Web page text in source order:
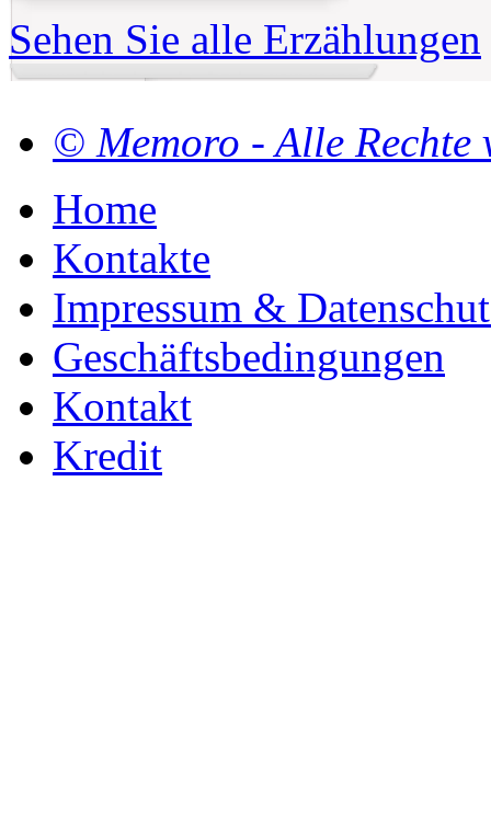
Sehen Sie alle Erzählungen
© Memoro - Alle Rechte
Home
Kontakte
Impressum &
Geschäftsbedingungen
Kontakt
Kredit